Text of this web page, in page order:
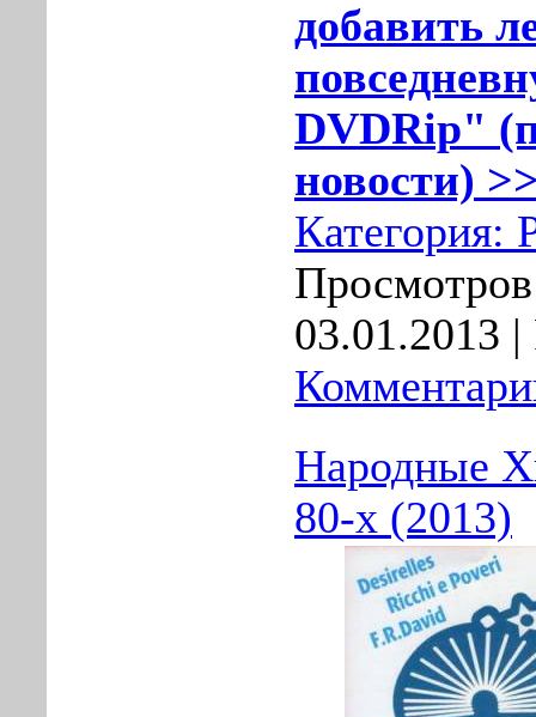
добавить
DVDRip"
новости)
Категория:
03.01.2013 |
Народные
80-х (2013)